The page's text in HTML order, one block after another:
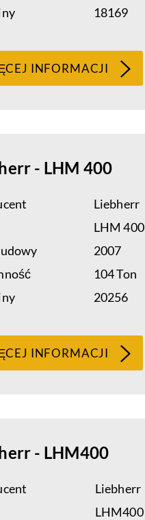
18169
INFORMACJI
- LHM 400
Liebherr
LHM 400
2007
104 Ton
20256
INFORMACJI
- LHM400
Liebherr
LHM400